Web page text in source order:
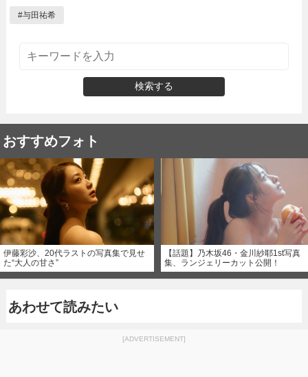
#与田祐希
検索する
おすすめフォト
伊藤彩沙、20代ラストの写真集で見せ
た“大人の甘さ”
【話題】乃木坂46・金川紗耶1st写真
集、ランジェリーカット公開！
あわせて読みたい
[ADVERTISEMENT]